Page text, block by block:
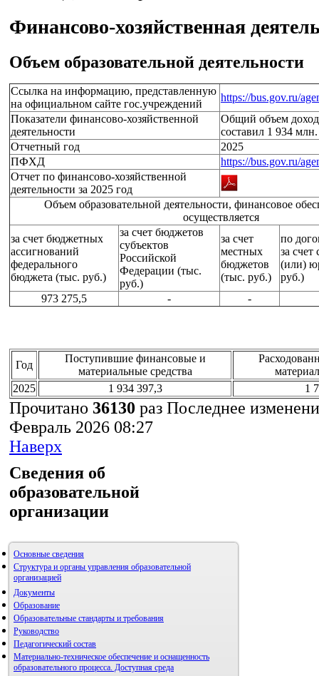
Финансово-хозяйственная
Объем образовательной деятельности
Ссылка на информацию, представленную
на официальном сайте гос.учреждений
https://bus.gov.ru/
Показатели финансово-хозяйственной
деятельности
Общий объем
составил 1 934
Отчетный год
2025
ПФХД
https://bus.gov.ru/
Отчет по финансово-хозяйственной
деятельности за 2025 год
Объем образовательной деятельности, финансовое
осуществляется
за счет бюджетных
ассигнований
федерального
бюджета (тыс. руб.)
за счет бюджетов
субъектов
Российской
Федерации (тыс.
руб.)
за счет
местных
бюджетов
(тыс. руб.)
по
за счет
(или)
руб.)
973 275,5
- -
Год
Поступившие финансовые и
материальные средства
2025
1 934 397,3 1
Прочитано 36130 раз Последнее
Февраль 2026 08:27
Наверх
Сведения об
образовательной
организации
Основные сведения
Структура и органы управления образовательной
организацией
Документы
Образование
Образовательные стандарты и требования
Руководство
Педагогический состав
Материально-техническое обеспечение и оснащенность
образовательного процесса. Доступная среда